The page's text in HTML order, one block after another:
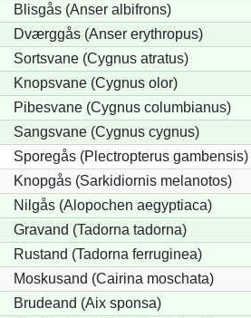
Blisgås (Anser albifrons)
Dværggås (Anser erythropus)
Sortsvane (Cygnus atratus)
Knopsvane (Cygnus olor)
Pibesvane (Cygnus columbianus)
Sangsvane (Cygnus cygnus)
Sporegås (Plectropterus gambensis)
Knopgås (Sarkidiornis melanotos)
Nilgås (Alopochen aegyptiaca)
Gravand (Tadorna tadorna)
Rustand (Tadorna ferruginea)
Moskusand (Cairina moschata)
Brudeand (Aix sponsa)